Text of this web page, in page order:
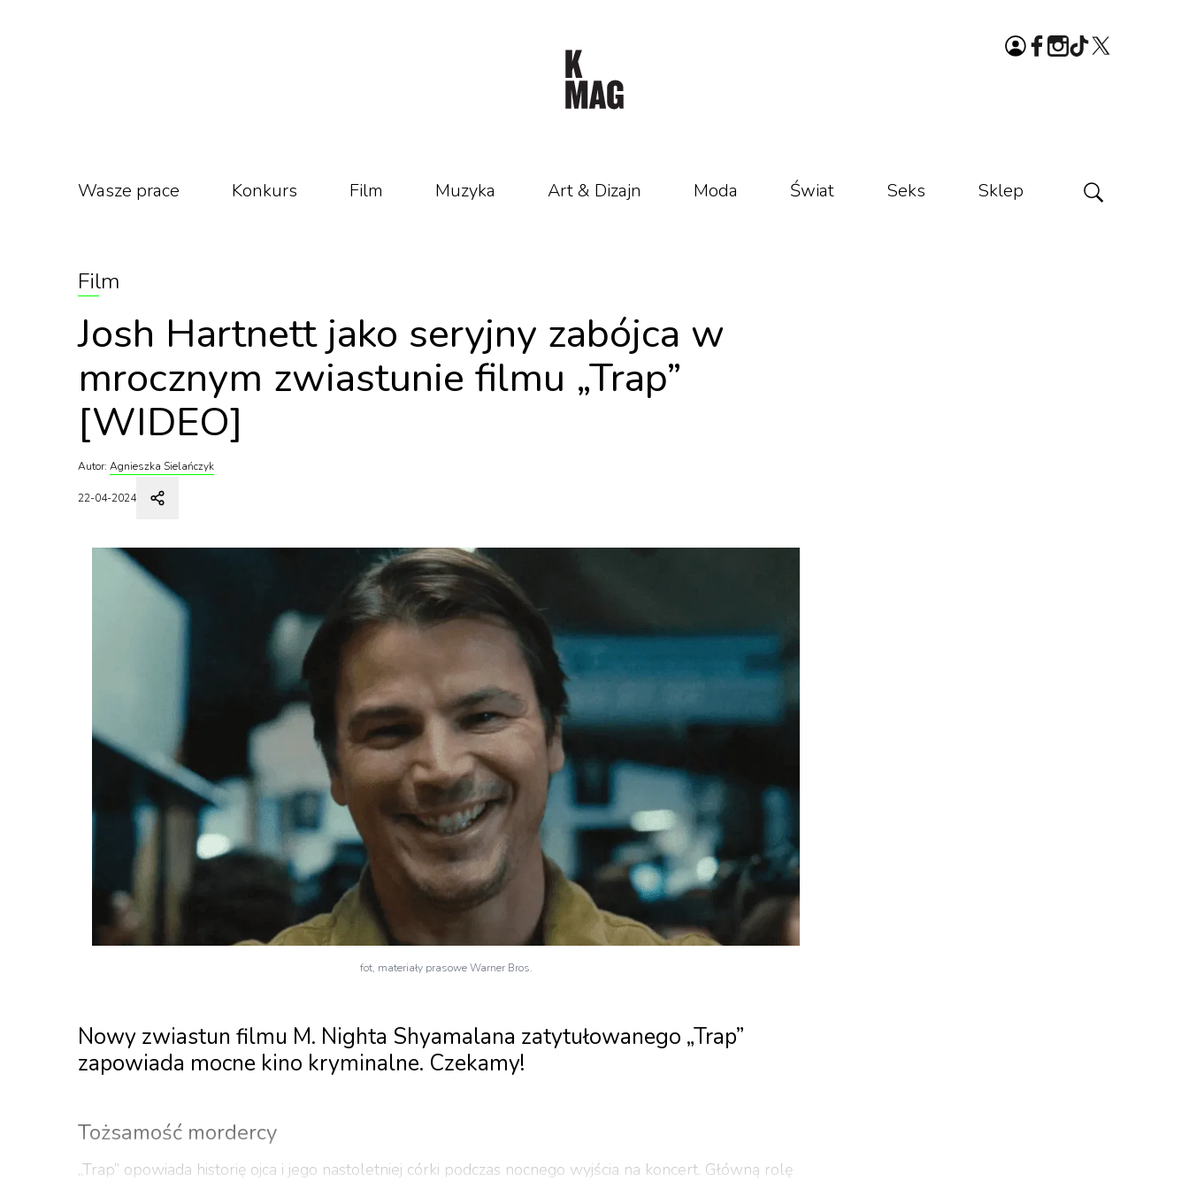
Wasze prace Konkurs Film Muzyka Art & Dizajn Moda Świat Seks Sklep
Film
Josh Hartnett jako seryjny zabójca w
mrocznym zwiastunie filmu „Trap”
[WIDEO]
Autor: Agnieszka Sielańczyk
22-04-2024
fot, materiały prasowe Warner Bros.
Nowy zwiastun filmu M. Nighta Shyamalana zatytułowanego „Trap”
zapowiada mocne kino kryminalne. Czekamy!
Tożsamość mordercy
„Trap” opowiada historię ojca i jego nastoletniej córki podczas nocnego wyjścia na koncert. Główną rolę